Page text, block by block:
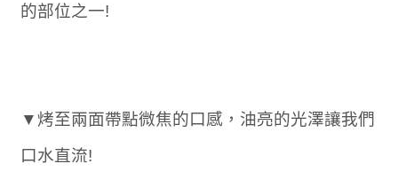
的部位之一!
▼烤至兩面帶點微焦的口感，油亮的光澤讓我們
口水直流!